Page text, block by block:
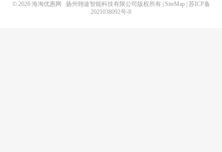
© 2026 海淘优惠网 扬州翎途智能科技有限公司版权所有 | SiteMap| 苏ICP备
2021038092号-8